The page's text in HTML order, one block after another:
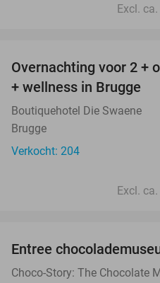
Excl.
Overnachting voor 2 +
+ wellness in Brugge
Boutiquehotel Die Swaene
Brugge
Verkocht: 204
Excl.
Entree
Choco-Story: The Chocolate